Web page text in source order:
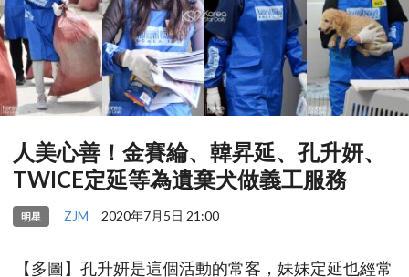
人美心善！金賽綸、韓昇延、孔升妍、
TWICE定延等為遺棄犬做義工服務
明星 ZJM 2020年7月5日 21:00
【多圖】孔升妍是這個活動的常客，妹妹定延也經常